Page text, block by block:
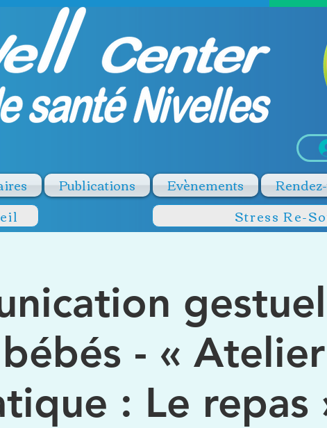
Publications Evènements
Stress Re-
- « Atelier
: Le repas